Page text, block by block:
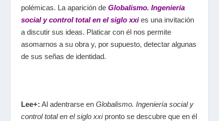
polémicas. La aparición de Globalismo. Ingeniería
social y control total en el siglo xxi es una invitación
a discutir sus ideas. Platicar con él nos permite
asomarnos a su obra y, por supuesto, detectar algunas
de sus señas de identidad.
Lee+: Al adentrarse en Globalismo. Ingeniería social y
control total en el siglo xxi pronto se descubre que en él